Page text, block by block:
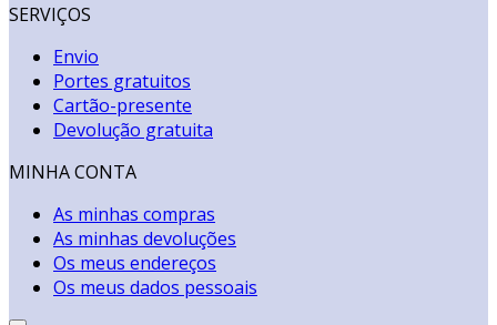
SERVIÇOS
Envio
Portes gratuitos
Cartão-presente
Devolução gratuita
MINHA CONTA
As minhas compras
As minhas devoluções
Os meus endereços
Os meus dados pessoais